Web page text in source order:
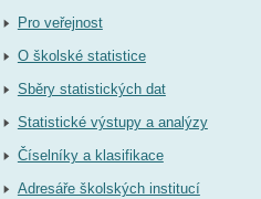
Pro veřejnost
O školské statistice
Sběry statistických dat
Statistické výstupy a analýzy
Číselníky a klasifikace
Adresáře školských institucí